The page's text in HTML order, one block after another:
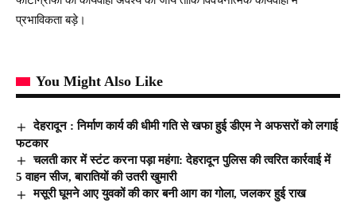
प्रभाविकता बड़े।
You Might Also Like
देहरादून : निर्माण कार्य की धीमी गति से खफा हुई डीएम ने अफसरों को लगाई
फटकार
चलती कार में स्टंट करना पड़ा महंगा: देहरादून पुलिस की त्वरित कार्रवाई में
5 वाहन सीज, बारातियों की उतरी खुमारी
मसूरी घूमने आए युवकों की कार बनी आग का गोला, जलकर हुई राख